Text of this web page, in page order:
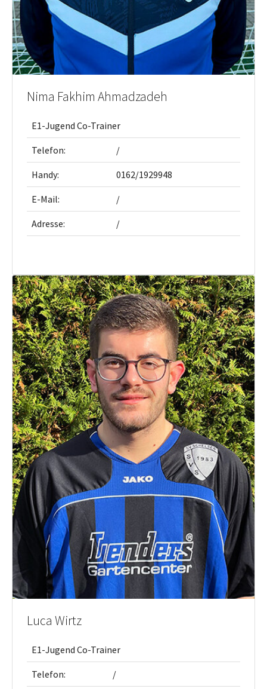
Nima Fakhim Ahmadzadeh
E1-Jugend Co-Trainer
Telefon: /
Handy: 0162/1929948
E-Mail: /
Adresse: /
Luca Wirtz
E1-Jugend Co-Trainer
Telefon: /